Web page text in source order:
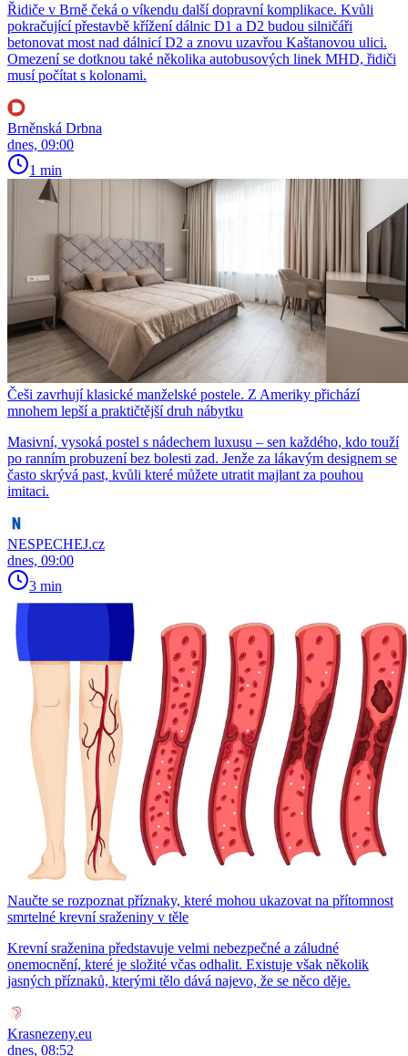
Řidiče v Brně čeká o víkendu další dopravní komplikace. Kvůli
pokračující přestavbě křížení dálnic D1 a D2 budou silničáři
betonovat most nad dálnicí D2 a znovu uzavřou Kaštanovou ulici.
Omezení se dotknou také několika autobusových linek MHD, řidiči
musí počítat s kolonami.
Brněnská Drbna
dnes, 09:00
1 min
Češi zavrhují klasické manželské postele. Z Ameriky přichází
mnohem lepší a praktičtější druh nábytku
Masivní, vysoká postel s nádechem luxusu – sen každého, kdo touží
po ranním probuzení bez bolesti zad. Jenže za lákavým designem se
často skrývá past, kvůli které můžete utratit majlant za pouhou
imitaci.
NESPECHEJ.cz
dnes, 09:00
3 min
Naučte se rozpoznat příznaky, které mohou ukazovat na přítomnost
smrtelné krevní sraženiny v těle
Krevní sraženina představuje velmi nebezpečné a záludné
onemocnění, které je složité včas odhalit. Existuje však několik
jasných příznaků, kterými tělo dává najevo, že se něco děje.
Krasnezeny.eu
dnes, 08:52